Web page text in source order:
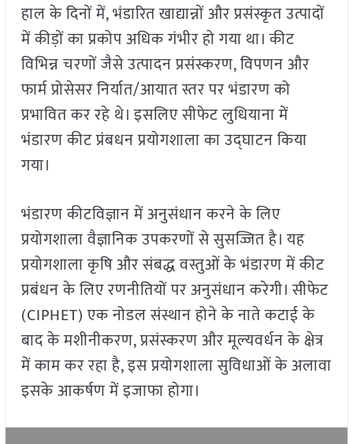
हाल के दिनों में, भंडारित खाद्यान्नों और प्रसंस्कृत उत्पादों
में कीड़ों का प्रकोप अधिक गंभीर हो गया था। कीट
विभिन्न चरणों जैसे उत्पादन प्रसंस्करण, विपणन और
फार्म प्रोसेसर निर्यात/आयात स्तर पर भंडारण को
प्रभावित कर रहे थे। इसलिए सीफेट लुधियाना में
भंडारण कीट प्रंबधन प्रयोगशाला का उद्घाटन किया
गया।
भंडारण कीटविज्ञान में अनुसंधान करने के लिए
प्रयोगशाला वैज्ञानिक उपकरणों से सुसज्जित है। यह
प्रयोगशाला कृषि और संबद्ध वस्तुओं के भंडारण में कीट
प्रबंधन के लिए रणनीतियों पर अनुसंधान करेगी। सीफेट
(CIPHET) एक नोडल संस्थान होने के नाते कटाई के
बाद के मशीनीकरण, प्रसंस्करण और मूल्यवर्धन के क्षेत्र
में काम कर रहा है, इस प्रयोगशाला सुविधाओं के अलावा
इसके आकर्षण में इजाफा होगा।